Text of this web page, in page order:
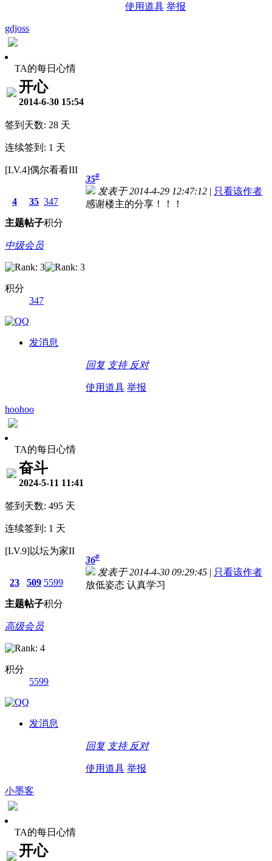
使用道具 举报
gdjoss
TA的每日心情
开心
2014-6-30 15:54
签到天数: 28 天
连续签到: 1 天
[LV.4]偶尔看看III
4
主题
35
帖子
347
积分
中级会员
积分
347
发消息
35#
发表于 2014-4-29 12:47:12 | 只看该作者
感谢楼主的分享！！！
回复 支持 反对
使用道具 举报
hoohoo
TA的每日心情
奋斗
2024-5-11 11:41
签到天数: 495 天
连续签到: 1 天
[LV.9]以坛为家II
23
主题
509
帖子
5599
积分
高级会员
积分
5599
发消息
36#
发表于 2014-4-30 09:29:45 | 只看该作者
放低姿态 认真学习
回复 支持 反对
使用道具 举报
小墨客
TA的每日心情
开心